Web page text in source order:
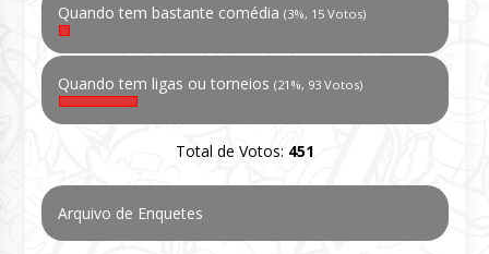
Quando tem bastante comédia (3%, 15 Votos)
Quando tem ligas ou torneios (21%, 93 Votos)
Total de Votos: 451
Arquivo de Enquetes